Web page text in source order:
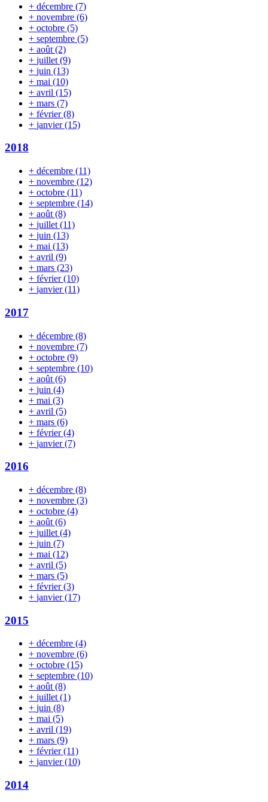
+ décembre (7)
+ novembre (6)
+ octobre (5)
+ septembre (5)
+ août (2)
+ juillet (9)
+ juin (13)
+ mai (10)
+ avril (15)
+ mars (7)
+ février(8)
+ janvier(15)
2018
+ décembre (11)
+ novembre (12)
+ octobre (11)
+ septembre (14)
+ août (8)
+ juillet (11)
+ juin (13)
+ mai (13)
+ avril (9)
+ mars (23)
+ février(10)
+ janvier(11)
2017
+ décembre (8)
+ novembre (7)
+ octobre (9)
+ septembre (10)
+ août (6)
+ juin (4)
+ mai (3)
+ avril (5)
+ mars (6)
+ février(4)
+ janvier(7)
2016
+ décembre (8)
+ novembre (3)
+ octobre (4)
+ août (6)
+ juillet (4)
+ juin (7)
+ mai (12)
+ avril (5)
+ mars (5)
+ février(3)
+ janvier(17)
2015
+ décembre (4)
+ novembre (6)
+ octobre (15)
+ septembre (10)
+ août(8)
+ juillet(1)
+ juin (8)
+ mai (5)
+ avril (19)
+ mars (9)
+ février(11)
+ janvier(10)
2014